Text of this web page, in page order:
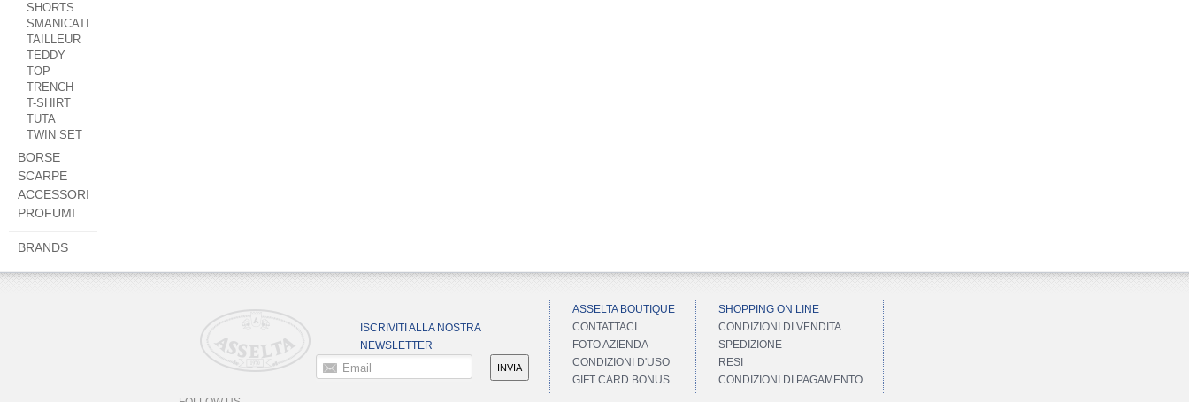
SHORTS
SMANICATI
TAILLEUR
TEDDY
TOP
TRENCH
T-SHIRT
TUTA
TWIN SET
BORSE
SCARPE
ACCESSORI
PROFUMI
BRANDS
ISCRIVITI ALLA NOSTRA
NEWSLETTER
Email INVIA
ASSELTA BOUTIQUE
CONTATTACI
FOTO AZIENDA
CONDIZIONI D'USO
GIFT CARD BONUS
SHOPPING ON LINE
CONDIZIONI DI VENDITA
SPEDIZIONE
RESI
CONDIZIONI DI PAGAMENTO